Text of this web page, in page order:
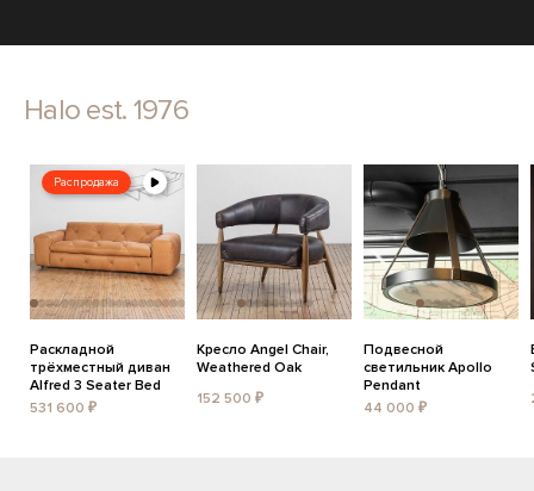
Halo est. 1976
Распродажа
Раскладной
трёхместный диван
Alfred 3 Seater Bed
531 600 ₽
Кресло Angel Chair,
Weathered Oak
152 500 ₽
Подвесной
светильник Apollo
Pendant
44 000 ₽